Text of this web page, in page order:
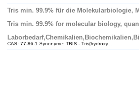
Tris min. 99.9% für die Molekularbiologie,
Tris min. 99.9% for molecular biology,
CAS: 77-86-1 Synonyme: TRIS - Tris(hydroxy...